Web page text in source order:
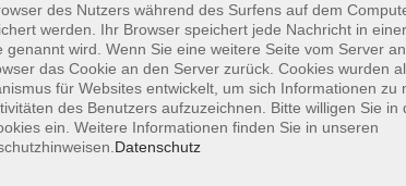
des Nutzers während des Surfens auf dem
werden. Ihr Browser speichert jede Nachricht in
genannt wird. Wenn Sie eine weitere Seite vom Server
das Cookie an den Server zurück. Cookies wurden
für Websites entwickelt, um sich Informationen zu
des Benutzers aufzuzeichnen. Bitte willigen Sie in
ein. Weitere Informationen finden Sie in unseren
Datenschutz